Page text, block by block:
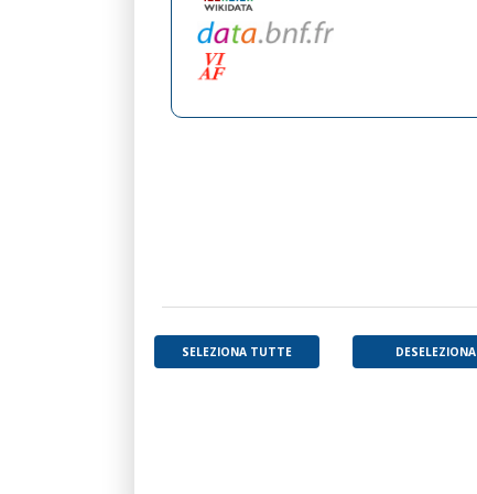
SELEZIONA TUTTE DESELEZIONA